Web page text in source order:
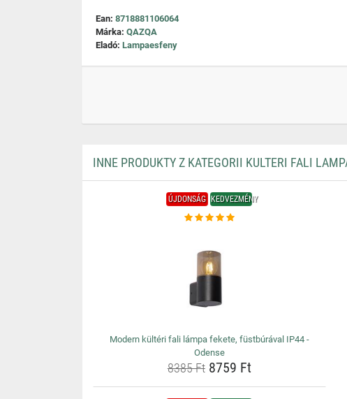
Ean: 8718881106064
Márka: QAZQA
Eladó: Lampaesfeny
INNE PRODUKTY Z KATEGORII KULTERI FALI
ÚJDONSÁG KEDVEZMÉNY
Modern kültéri fali lámpa fekete, füstbúrával IP44 -
Odense
8385 Ft8759 Ft